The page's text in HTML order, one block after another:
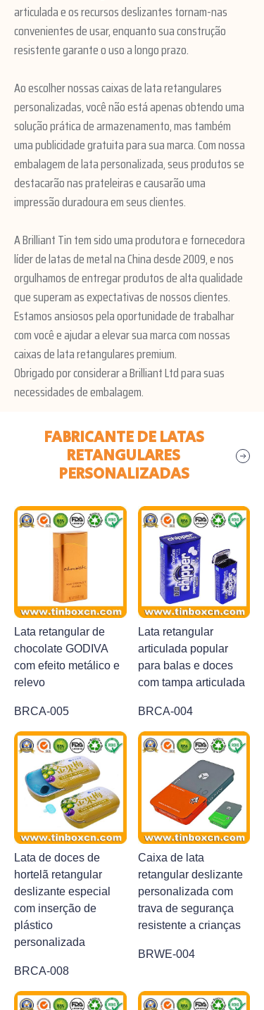
articulada e os recursos deslizantes tornam-nas
convenientes de usar, enquanto sua construção
resistente garante o uso a longo prazo.
Ao escolher nossas caixas de lata retangulares
personalizadas, você não está apenas obtendo uma
solução prática de armazenamento, mas também
uma publicidade gratuita para sua marca. Com nossa
embalagem de lata personalizada, seus produtos se
destacarão nas prateleiras e causarão uma
impressão duradoura em seus clientes.
A Brilliant Tin tem sido uma produtora e fornecedora
líder de latas de metal na China desde 2009, e nos
orgulhamos de entregar produtos de alta qualidade
que superam as expectativas de nossos clientes.
Estamos ansiosos pela oportunidade de trabalhar
com você e ajudar a elevar sua marca com nossas
caixas de lata retangulares premium.
Obrigado por considerar a Brilliant Ltd para suas
necessidades de embalagem.
Atenciosamente,
Equipe da Brilliant Tin Box Manufacturing Co., Ltd
FABRICANTE DE LATAS
RETANGULARES
PERSONALIZADAS
Lata retangular de
chocolate GODIVA
com efeito metálico e
relevo
BRCA-005
Lata retangular
articulada popular
para balas e doces
com tampa articulada
BRCA-004
Lata de doces de
hortelã retangular
deslizante especial
com inserção de
plástico
personalizada
BRCA-008
Caixa de lata
retangular deslizante
personalizada com
trava de segurança
resistente a crianças
BRWE-004